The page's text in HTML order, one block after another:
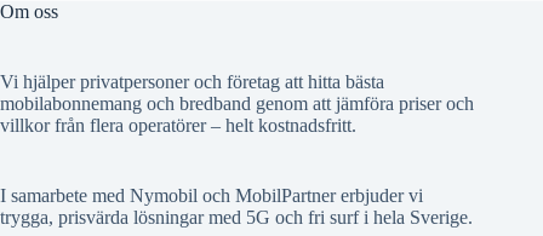
Om oss
Vi hjälper privatpersoner och företag att hitta bästa
mobilabonnemang och bredband genom att jämföra priser och
villkor från flera operatörer – helt kostnadsfritt.
I samarbete med Nymobil och MobilPartner erbjuder vi
trygga, prisvärda lösningar med 5G och fri surf i hela Sverige.